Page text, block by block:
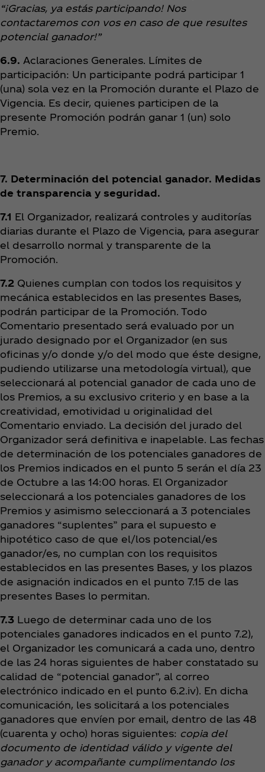
“¡Gracias, ya estás participando! Nos
contactaremos con vos en caso de que resultes
potencial ganador!”
6.9. Aclaraciones Generales. Límites de
participación: Un participante podrá participar 1
(una) sola vez en la Promoción durante el Plazo de
Vigencia. Es decir, quienes participen de la
presente Promoción podrán ganar 1 (un) solo
Premio.
7. Determinación del potencial ganador. Medidas
de transparencia y seguridad.
7.1 El Organizador, realizará controles y auditorías
diarias durante el Plazo de Vigencia, para asegurar
el desarrollo normal y transparente de la
Promoción.
7.2 Quienes cumplan con todos los requisitos y
mecánica establecidos en las presentes Bases,
podrán participar de la Promoción. Todo
Comentario presentado será evaluado por un
jurado designado por el Organizador (en sus
oficinas y/o donde y/o del modo que éste designe,
pudiendo utilizarse una metodología virtual), que
seleccionará al potencial ganador de cada uno de
los Premios, a su exclusivo criterio y en base a la
creatividad, emotividad u originalidad del
Comentario enviado. La decisión del jurado del
Organizador será definitiva e inapelable. Las fechas
de determinación de los potenciales ganadores de
los Premios indicados en el punto 5 serán el día 23
de Octubre a las 14:00 horas. El Organizador
seleccionará a los potenciales ganadores de los
Premios y asimismo seleccionará a 3 potenciales
ganadores “suplentes” para el supuesto e
hipotético caso de que el/los potencial/es
ganador/es, no cumplan con los requisitos
establecidos en las presentes Bases, y los plazos
de asignación indicados en el punto 7.15 de las
presentes Bases lo permitan.
7.3 Luego de determinar cada uno de los
potenciales ganadores indicados en el punto 7.2),
el Organizador les comunicará a cada uno, dentro
de las 24 horas siguientes de haber constatado su
calidad de “potencial ganador”, al correo
electrónico indicado en el punto 6.2.iv). En dicha
comunicación, les solicitará a los potenciales
ganadores que envíen por email, dentro de las 48
(cuarenta y ocho) horas siguientes: copia del
documento de identidad válido y vigente del
ganador y acompañante cumplimentando los